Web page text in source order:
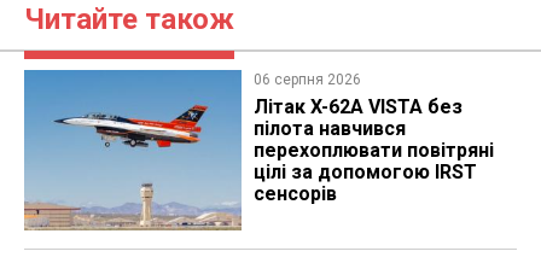
Читайте також
06 серпня 2026
Літак X-62A VISTA без
пілота навчився
перехоплювати повітряні
цілі за допомогою IRST
сенсорів